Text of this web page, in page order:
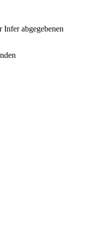
Infer abgegebenen